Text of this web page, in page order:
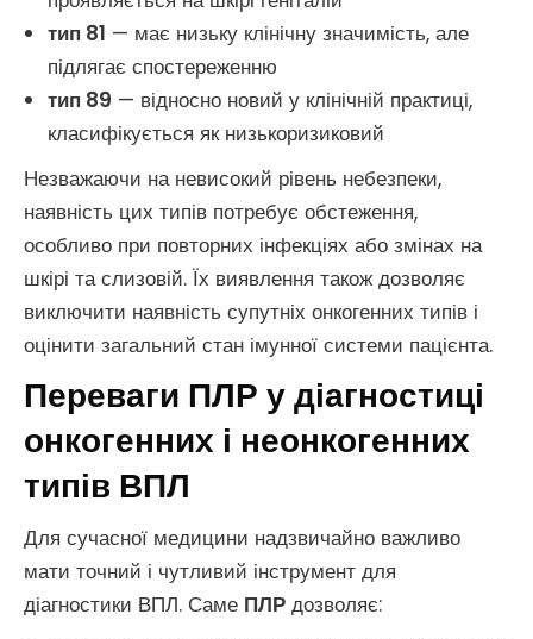
тип 81 — має низьку клінічну значимість, але
підлягає спостереженню
тип 89 — відносно новий у клінічній практиці,
класифікується як низькоризиковий
Незважаючи на невисокий рівень небезпеки,
наявність цих типів потребує обстеження,
особливо при повторних інфекціях або змінах на
шкірі та слизовій. Їх виявлення також дозволяє
виключити наявність супутніх онкогенних типів і
оцінити загальний стан імунної системи пацієнта.
Переваги ПЛР у діагностиці
онкогенних і неонкогенних
типів ВПЛ
Для сучасної медицини надзвичайно важливо
мати точний і чутливий інструмент для
діагностики ВПЛ. Саме ПЛР дозволяє: